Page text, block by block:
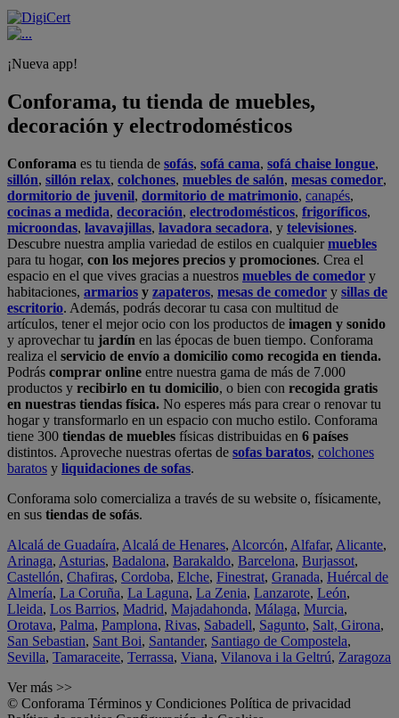
¡Nueva app!
Conforama, tu tienda de muebles,
decoración y electrodomésticos
Conforama es tu tienda de sofás, sofá cama, sofá chaise longue,
sillón, sillón relax, colchones, muebles de salón, mesas comedor,
dormitorio de juvenil, dormitorio de matrimonio, canapés,
cocinas a medida, decoración, electrodomésticos, frigoríficos,
microondas, lavavajillas, lavadora secadora, y televisiones.
Descubre nuestra amplia variedad de estilos en cualquiermuebles
para tu hogar, con los mejores precios y promociones. Crea el
espacio en el que vives gracias a nuestros muebles de comedor y
habitaciones, armarios y zapateros, mesas de comedor y sillas de
escritorio. Además, podrás decorar tu casa con multitud de
artículos, tener el mejor ocio con los productos de imagen y sonido
y aprovechar tu jardín en las épocas de buen tiempo. Conforama
realiza el servicio de envío a domicilio como recogida en tienda.
Podrás comprar online entre nuestra gama de más de 7.000
productos y recibirlo en tu domicilio, o bien con recogida gratis
en nuestras tiendas física. No esperes más para crear o renovar tu
hogar y transformarlo en un espacio con mucho estilo. Conforama
tiene 300 tiendas de muebles físicas distribuidas en 6 países
distintos. Aproveche nuestras ofertas de sofas baratos, colchones
baratos y liquidaciones de sofas.
Conforama solo comercializa a través de su website o, físicamente,
en sus tiendas de sofás.
Alcalá de Guadaíra, Alcalá de Henares, Alcorcón, Alfafar, Alicante,
Arinaga, Asturias, Badalona, Barakaldo, Barcelona, Burjassot,
Castellón, Chafiras, Cordoba, Elche, Finestrat, Granada, Huércal de
Almería, La Coruña, La Laguna, La Zenia, Lanzarote, León,
Lleida, Los Barrios, Madrid, Majadahonda, Málaga, Murcia,
Orotava, Palma, Pamplona, Rivas, Sabadell, Sagunto, Salt, Girona,
San Sebastian, Sant Boi, Santander, Santiago de Compostela,
Sevilla, Tamaraceite, Terrassa, Viana, Vilanova i la Geltrú, Zaragoza
Ver más >>
© Conforama Términos y Condiciones Política de privacidad